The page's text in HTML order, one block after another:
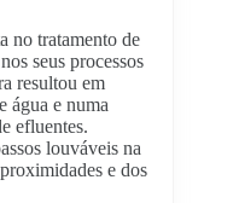
no tratamento de
seus processos
resultou em
água e numa
efluentes.
louváveis na
e dos